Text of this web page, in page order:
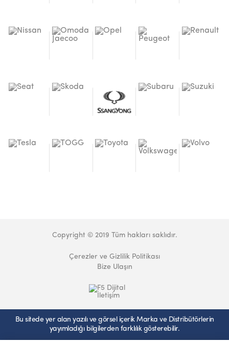
Copyright © 2019 Tüm hakları saklıdır.
Çerezler ve Gizlilik Politikası
Bize Ulaşın
Bu sitede yer alan yazılı ve görsel içerik Marka ve Distribütörlerin
yayımladığı bilgilerden farklılık gösterebilir.